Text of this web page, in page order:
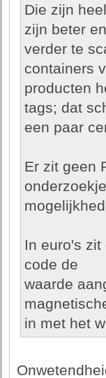
Die zijn
zijn beter
verder te
containers
producten
tags; dat
een paar
Er zit geen
In euro's
code de
waarde
in met het